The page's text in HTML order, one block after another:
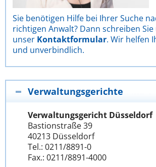
Sie benötigen Hilfe bei Ihrer Suche
richtigen Anwalt? Dann schreiben
unser Kontaktformular. Wir helfen
und unverbindlich.
Verwaltungsgerichte
Verwaltungsgericht Düsseldorf
Bastionstraße 39
40213 Düsseldorf
Tel.: 0211/8891-0
Fax.: 0211/8891-4000